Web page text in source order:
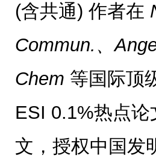
(含共通) 作者在
Commun.、
Chem 等国际顶
ESI 0.1%热点
文，授权中国发